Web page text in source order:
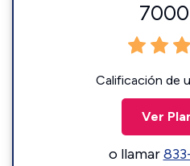
7000
Calificación de
Ver
o llamar